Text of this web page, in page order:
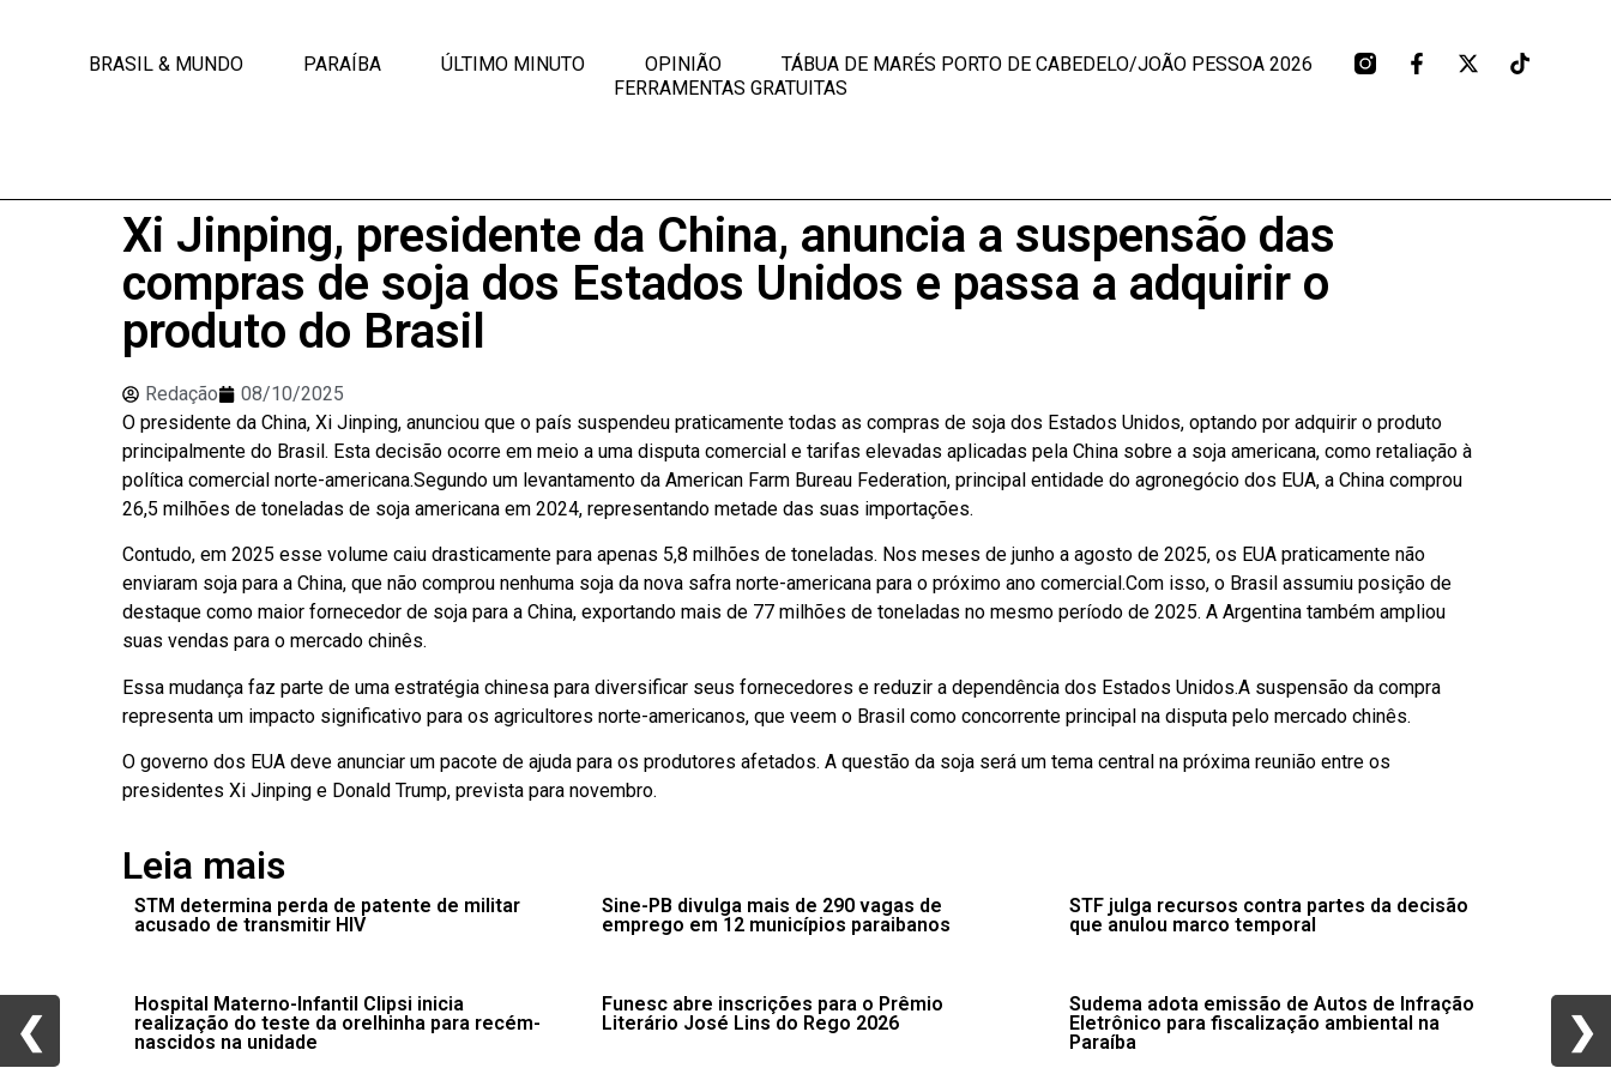
BRASIL & MUNDO PARAÍBA ÚLTIMO MINUTO OPINIÃO
TÁBUA DE MARÉS PORTO DE CABEDELO/JOÃO PESSOA 2026
FERRAMENTAS GRATUITAS
Xi Jinping, presidente da China, anuncia a suspensão das
compras de soja dos Estados Unidos e passa a adquirir o
produto do Brasil
Redação
08/10/2025
O presidente da China, Xi Jinping, anunciou que o país suspendeu praticamente todas as compras de soja dos Estados Unidos, optando por adquirir o produto
principalmente do Brasil. Esta decisão ocorre em meio a uma disputa comercial e tarifas elevadas aplicadas pela China sobre a soja americana, como retaliação à
política comercial norte-americana.Segundo um levantamento da American Farm Bureau Federation, principal entidade do agronegócio dos EUA, a China comprou
26,5 milhões de toneladas de soja americana em 2024, representando metade das suas importações.
Contudo, em 2025 esse volume caiu drasticamente para apenas 5,8 milhões de toneladas. Nos meses de junho a agosto de 2025, os EUA praticamente não
enviaram soja para a China, que não comprou nenhuma soja da nova safra norte-americana para o próximo ano comercial.Com isso, o Brasil assumiu posição de
destaque como maior fornecedor de soja para a China, exportando mais de 77 milhões de toneladas no mesmo período de 2025. A Argentina também ampliou
suas vendas para o mercado chinês.
Essa mudança faz parte de uma estratégia chinesa para diversificar seus fornecedores e reduzir a dependência dos Estados Unidos.A suspensão da compra
representa um impacto significativo para os agricultores norte-americanos, que veem o Brasil como concorrente principal na disputa pelo mercado chinês.
O governo dos EUA deve anunciar um pacote de ajuda para os produtores afetados. A questão da soja será um tema central na próxima reunião entre os
presidentes Xi Jinping e Donald Trump, prevista para novembro.
Leia mais
STM determina perda de patente de militar
acusado de transmitir HIV
Sine-PB divulga mais de 290 vagas de
emprego em 12 municípios paraibanos
STF julga recursos contra partes da decisão
que anulou marco temporal
Hospital Materno-Infantil Clipsi inicia
realização do teste da orelhinha para recém-
nascidos na unidade
Funesc abre inscrições para o Prêmio
Literário José Lins do Rego 2026
Sudema adota emissão de Autos de Infração
Eletrônico para fiscalização ambiental na
Paraíba
❮ ❯
❮ ❯